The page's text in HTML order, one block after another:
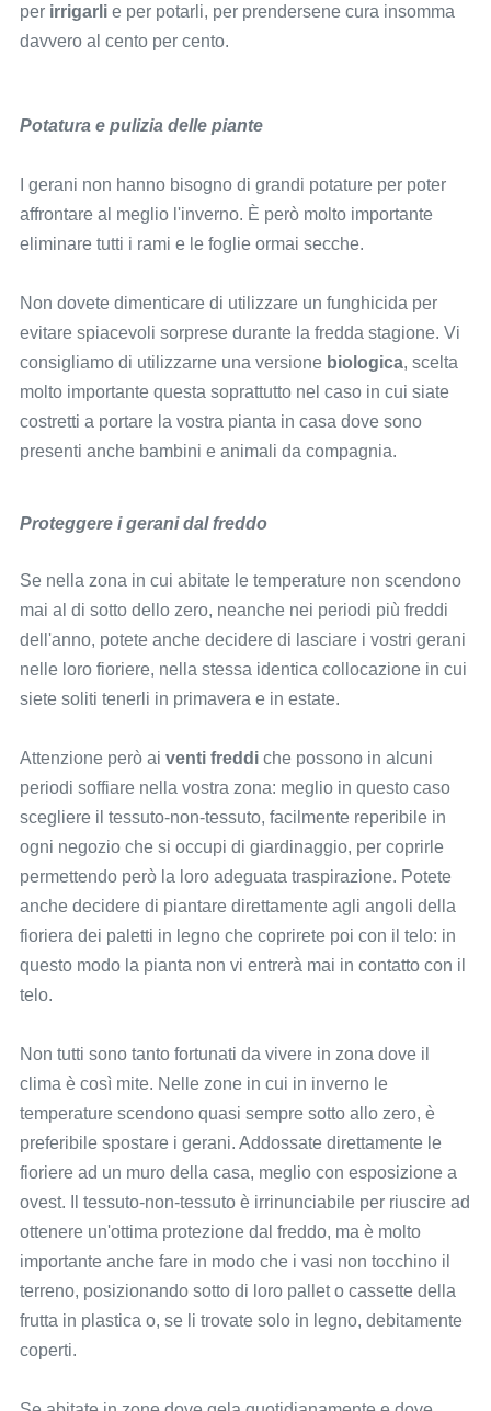
per irrigarli e per potarli, per prendersene cura insomma
davvero al cento per cento.
Potatura e pulizia delle piante
I gerani non hanno bisogno di grandi potature per poter
affrontare al meglio l'inverno. È però molto importante
eliminare tutti i rami e le foglie ormai secche.
Non dovete dimenticare di utilizzare un funghicida per
evitare spiacevoli sorprese durante la fredda stagione. Vi
consigliamo di utilizzarne una versione biologica, scelta
molto importante questa soprattutto nel caso in cui siate
costretti a portare la vostra pianta in casa dove sono
presenti anche bambini e animali da compagnia.
Proteggere i gerani dal freddo
Se nella zona in cui abitate le temperature non scendono
mai al di sotto dello zero, neanche nei periodi più freddi
dell'anno, potete anche decidere di lasciare i vostri gerani
nelle loro fioriere, nella stessa identica collocazione in cui
siete soliti tenerli in primavera e in estate.
Attenzione però ai venti freddi che possono in alcuni
periodi soffiare nella vostra zona: meglio in questo caso
scegliere il tessuto-non-tessuto, facilmente reperibile in
ogni negozio che si occupi di giardinaggio, per coprirle
permettendo però la loro adeguata traspirazione. Potete
anche decidere di piantare direttamente agli angoli della
fioriera dei paletti in legno che coprirete poi con il telo: in
questo modo la pianta non vi entrerà mai in contatto con il
telo.
Non tutti sono tanto fortunati da vivere in zona dove il
clima è così mite. Nelle zone in cui in inverno le
temperature scendono quasi sempre sotto allo zero, è
preferibile spostare i gerani. Addossate direttamente le
fioriere ad un muro della casa, meglio con esposizione a
ovest. Il tessuto-non-tessuto è irrinunciabile per riuscire ad
ottenere un'ottima protezione dal freddo, ma è molto
importante anche fare in modo che i vasi non tocchino il
terreno, posizionando sotto di loro pallet o cassette della
frutta in plastica o, se li trovate solo in legno, debitamente
coperti.